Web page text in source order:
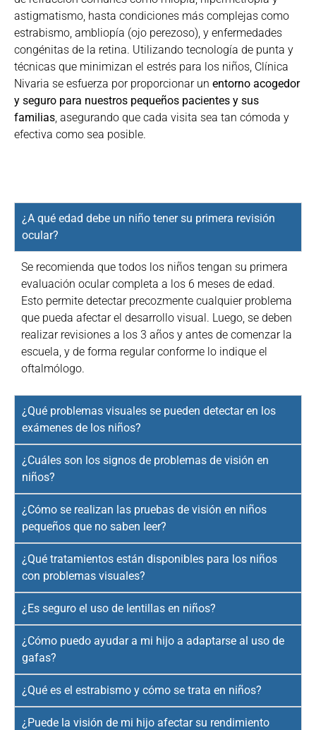
astigmatismo, hasta condiciones más complejas como
estrabismo, ambliopía (ojo perezoso), y enfermedades
congénitas de la retina. Utilizando tecnología de punta y
técnicas que minimizan el estrés para los niños, Clínica
Nivaria se esfuerza por proporcionar un entorno acogedor
y seguro para nuestros pequeños pacientes y sus
familias , asegurando que cada visita sea tan cómoda y
efectiva como sea posible.
¿A qué edad debe un niño tener su primera revisión
ocular?
Se recomienda que todos los niños tengan su primera
evaluación ocular completa a los 6 meses de edad.
Esto permite detectar precozmente cualquier problema
que pueda afectar el desarrollo visual. Luego, se deben
realizar revisiones a los 3 años y antes de comenzar la
escuela, y de forma regular conforme lo indique el
oftalmólogo.
¿Qué problemas visuales se pueden detectar en los
exámenes de los niños?
¿Cuáles son los signos de problemas de visión en
niños?
¿Cómo se realizan las pruebas de visión en niños
pequeños que no saben leer?
¿Qué tratamientos están disponibles para los niños
con problemas visuales?
¿Es seguro el uso de lentillas en niños?
¿Cómo puedo ayudar a mi hijo a adaptarse al uso de
gafas?
¿Qué es el estrabismo y cómo se trata en niños?
¿Puede la visión de mi hijo afectar su rendimiento